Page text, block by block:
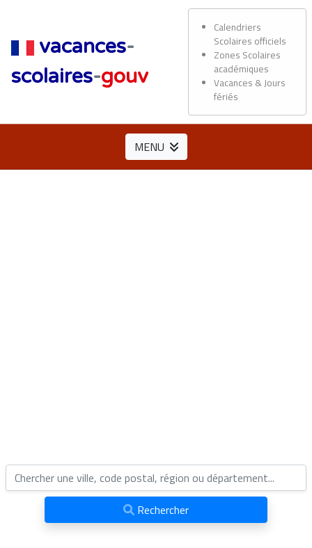
vacances-
scolaires-gouv
Calendriers
Scolaires officiels
Zones Scolaires
académiques
Vacances & Jours
fériés
MENU
Rechercher